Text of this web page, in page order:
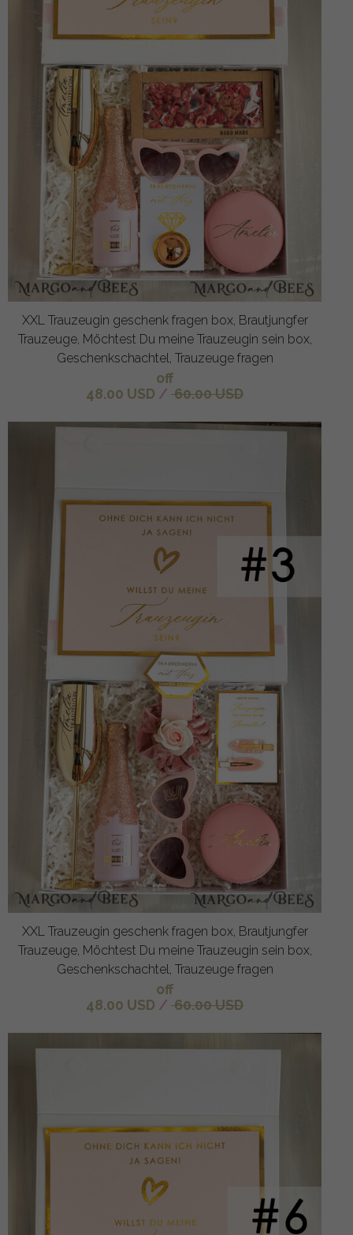
XXL Trauzeugin geschenk fragen box, Brautjungfer
Trauzeuge, Möchtest Du meine Trauzeugin sein box,
Geschenkschachtel, Trauzeuge fragen
off
48.00 USD / 60.00 USD
XXL Trauzeugin geschenk fragen box, Brautjungfer
Trauzeuge, Möchtest Du meine Trauzeugin sein box,
Geschenkschachtel, Trauzeuge fragen
off
48.00 USD / 60.00 USD